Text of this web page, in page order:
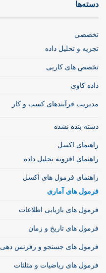
دسته‌ها
تخصصی
تجزیه و تحلیل داده
تخصص های کاریی
داده کاوی
مدیریت فرآیندهای کسب و کار
دسته بنده نشده
راهنمای اکسل
راهنمای افزونه تحلیل داده
راهنمای فرمول های اکسل
فرمول های آماری
فرمول های بازیابی اطلاعات
فرمول های تاریخ و زمان
فرمول های جستجو و رفرنس دهی
فرمول های ریاضیات و مثلثات